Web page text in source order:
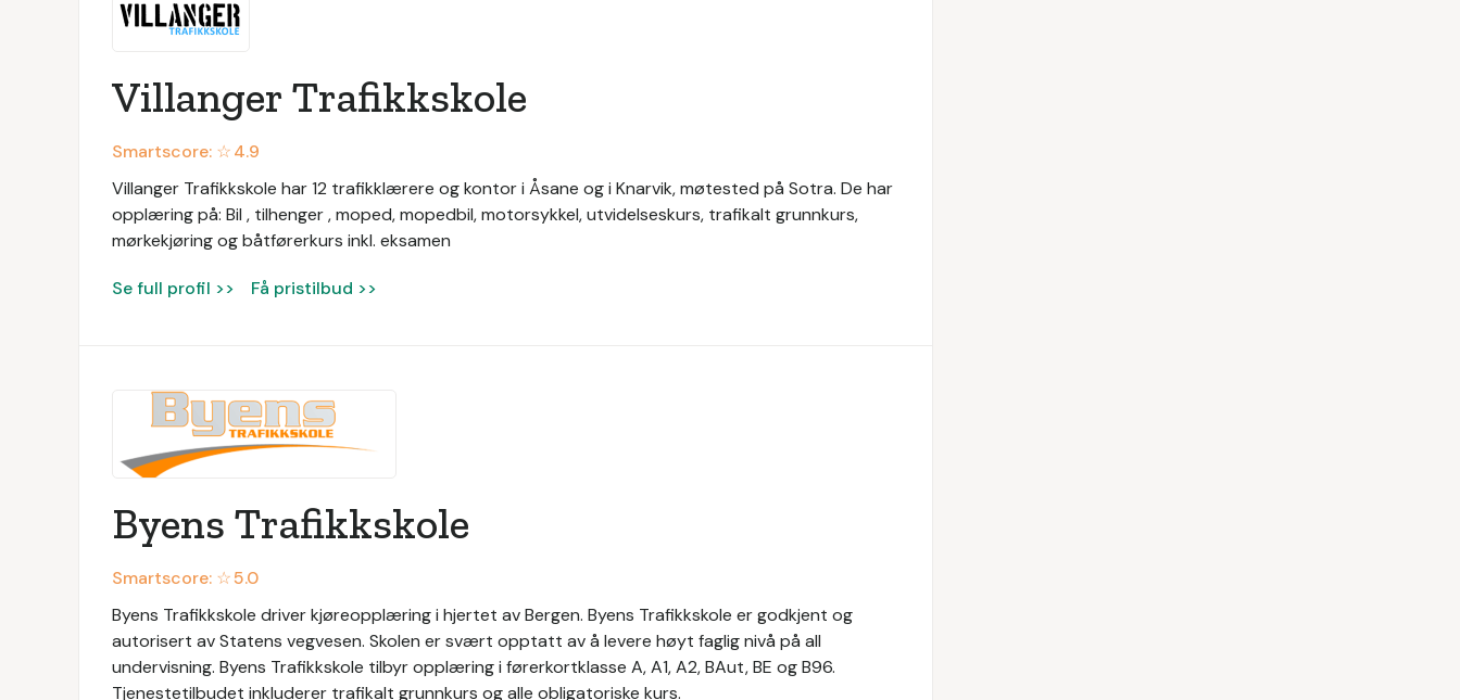
Villanger Trafikkskole
Smartscore: ☆4.9
Villanger Trafikkskole har 12 trafikklærere og kontor i Åsane og i Knarvik, møtested på Sotra. De har
opplæring på: Bil , tilhenger , moped, mopedbil, motorsykkel, utvidelseskurs, trafikalt grunnkurs,
mørkekjøring og båtførerkurs inkl. eksamen
Se full profil >> Få pristilbud >>
Byens Trafikkskole
Smartscore: ☆5.0
Byens Trafikkskole driver kjøreopplæring i hjertet av Bergen. Byens Trafikkskole er godkjent og
autorisert av Statens vegvesen. Skolen er svært opptatt av å levere høyt faglig nivå på all
undervisning. Byens Trafikkskole tilbyr opplæring i førerkortklasse A, A1, A2, BAut, BE og B96.
Tjenestetilbudet inkluderer trafikalt grunnkurs og alle obligatoriske kurs.